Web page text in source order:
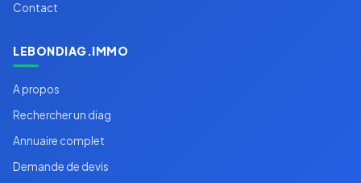
Contact
LEBONDIAG.IMMO
A propos
Rechercher un diag
Annuaire complet
Demande de devis